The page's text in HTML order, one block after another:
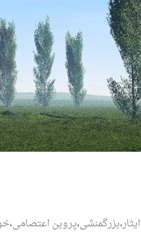
ایثار،بزرگمنشی،پروین اعتصامی،